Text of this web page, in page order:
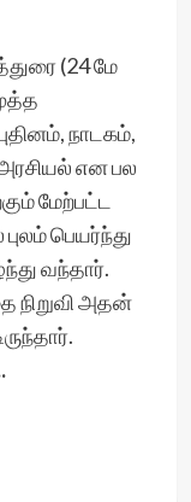
(24 மே
நாடகம்,
என பல
மேற்பட்ட
பெயர்ந்து
வந்தார்.
நிறுவி அதன்